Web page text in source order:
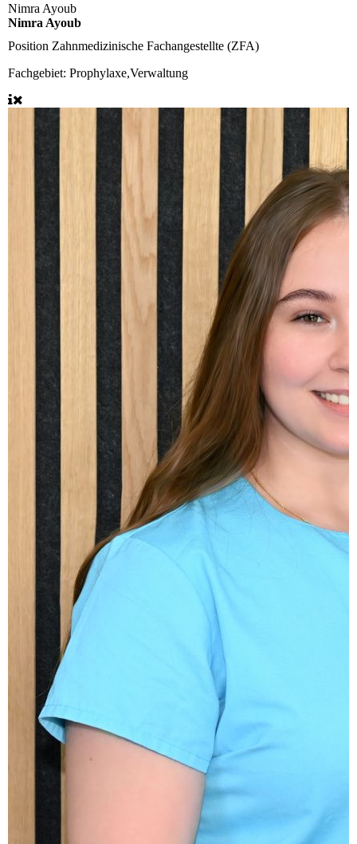
Nimra Ayoub
Nimra Ayoub
Position Zahnmedizinische Fachangestellte (ZFA)
Fachgebiet: Prophylaxe,Verwaltung